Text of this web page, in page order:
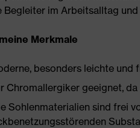
Begleiter im Arbeitsalltag
Merkmale
besonders leichte und
Chromallergiker geeignet,
Sohlenmaterialien sind frei